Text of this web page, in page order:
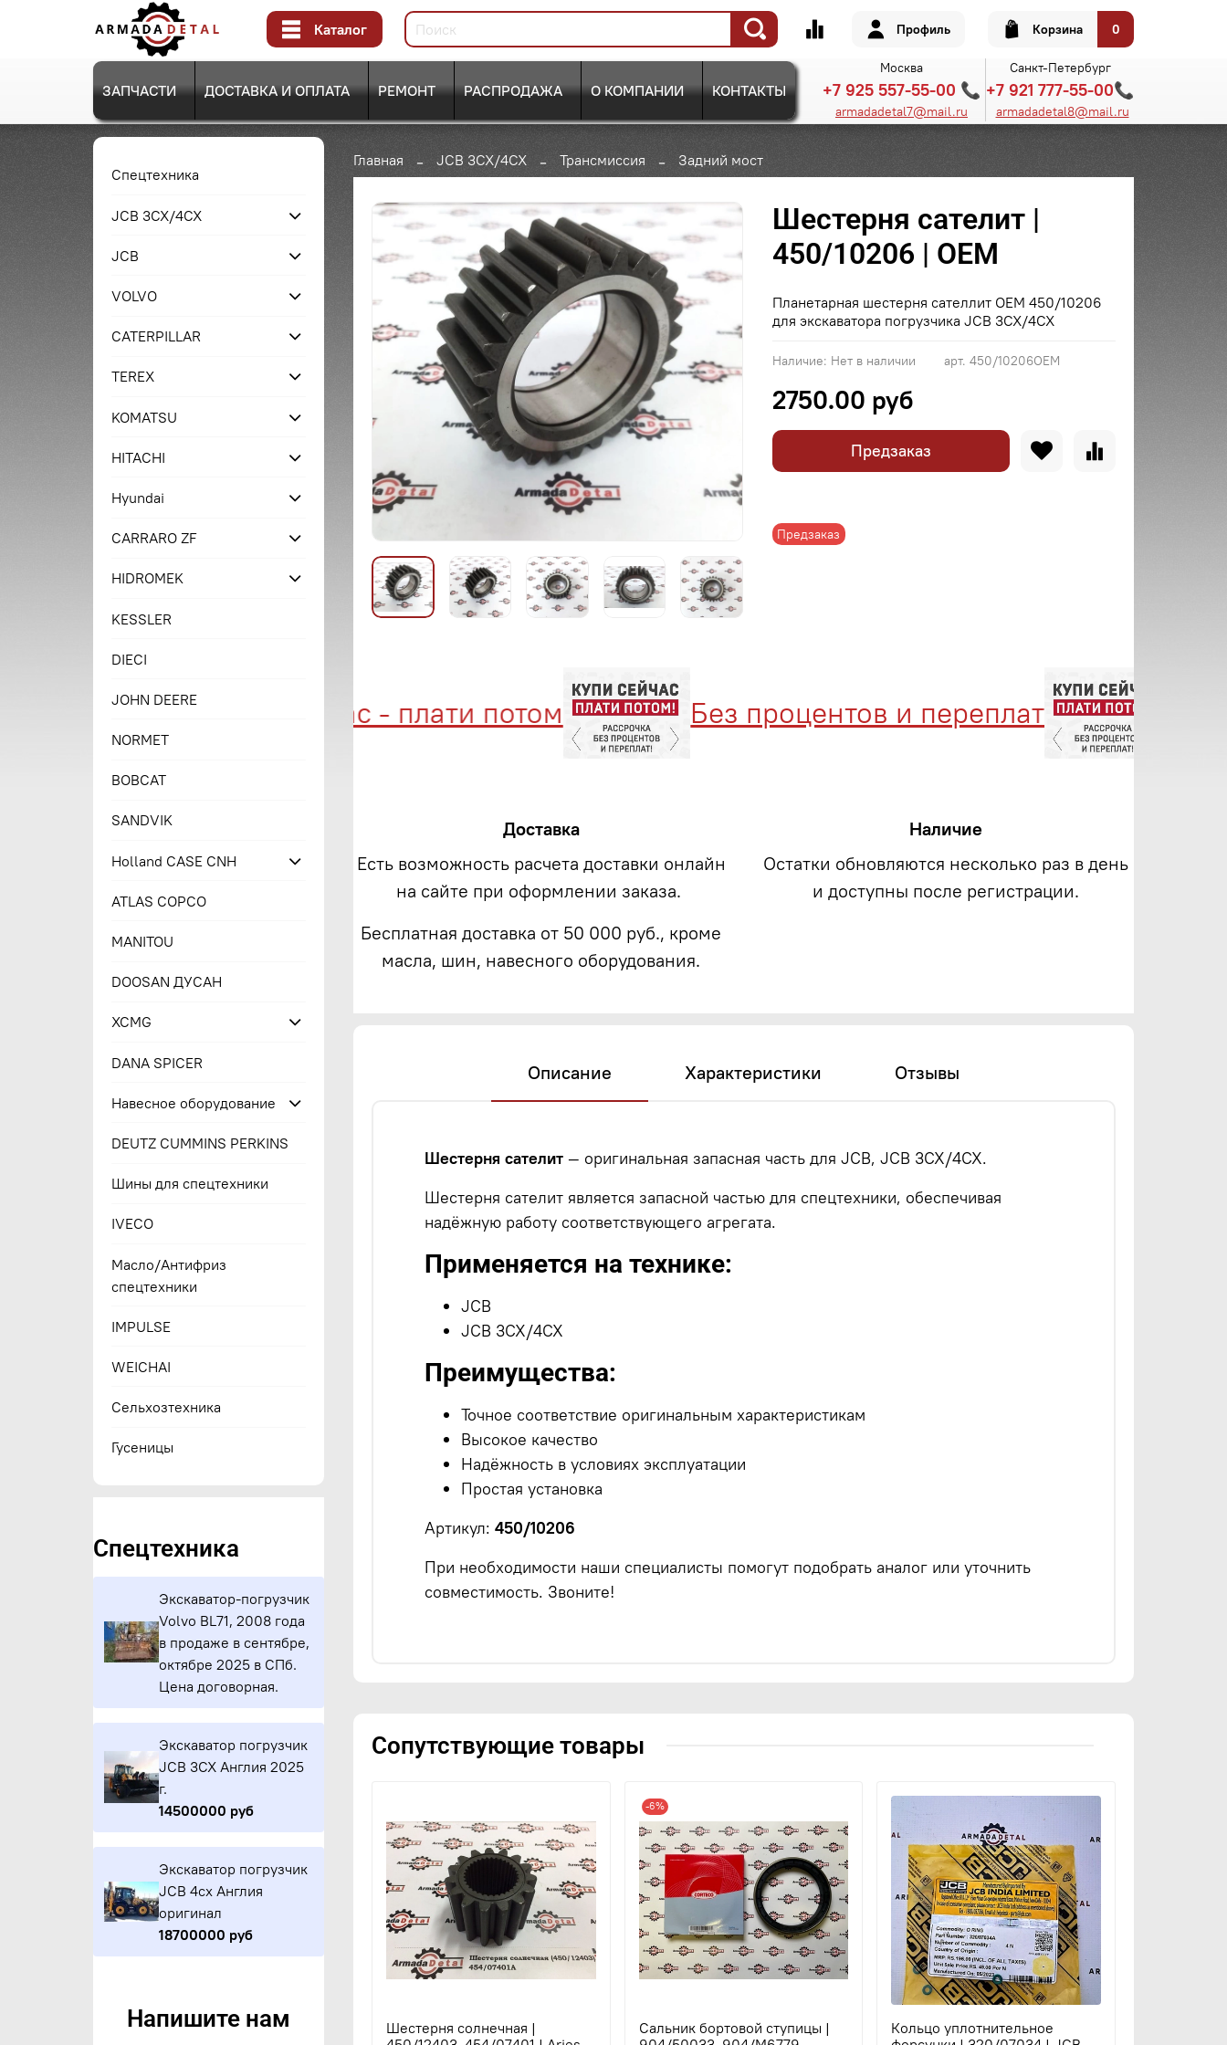
Каталог Профиль Корзина 0
ЗАПЧАСТИ ДОСТАВКА И ОПЛАТА РЕМОНТ РАСПРОДАЖА О КОМПАНИИ КОНТАКТЫ
Москва Санкт-Петербург
+7 925 557-55-00 📞 +7 921 777-55-00📞
armadadetal7@mail.ru armadadetal8@mail.ru
Главная JCB 3CX/4CX Трансмиссия Задний мост
арт.450/10206OEM
Наличие: Нет в наличии
Предзаказ
Шестерня сателит |
450/10206 | OEM
2750.00 руб
Предзаказ
Планетарная шестерня сателлит OEM 450/10206
для экскаватора погрузчика JCB 3CX/4CX
Купи сейчас - плати потом Без процентов и переплат
Доставка
Есть возможность расчета доставки онлайн
на сайте при оформлении заказа.
Бесплатная доставка от 50 000 руб., кроме
масла, шин, навесного оборудования.
Наличие
Остатки обновляются несколько раз в день
и доступны после регистрации.
Описание Характеристики Отзывы
Шестерня сателит — оригинальная запасная часть для JCB, JCB 3CX/4CX.
Шестерня сателит является запасной частью для спецтехники, обеспечивая
надёжную работу соответствующего агрегата.
Применяется на технике:
JCB
JCB 3CX/4CX
Преимущества:
Точное соответствие оригинальным характеристикам
Высокое качество
Надёжность в условиях эксплуатации
Простая установка
Артикул:450/10206
При необходимости наши специалисты помогут подобрать аналог или уточнить
совместимость. Звоните!
Сопутствующие товары
Шестерня солнечная |
-6%
Сальник бортовой ступицы |
Кольцо уплотнительное
Спецтехника
JCB 3CX/4CX
JCB
VOLVO
CATERPILLAR
TEREX
KOMATSU
HITACHI
Hyundai
CARRARO ZF
HIDROMEK
KESSLER
DIECI
JOHN DEERE
NORMET
BOBCAT
SANDVIK
Holland CASE CNH
ATLAS COPCO
MANITOU
DOOSAN ДУСАН
XCMG
DANA SPICER
Навесное оборудование
DEUTZ CUMMINS PERKINS
Шины для спецтехники
IVECO
Масло/Антифриз
спецтехники
IMPULSE
WEICHAI
Сельхозтехника
Гусеницы
Спецтехника
Экскаватор-погрузчик
Volvo BL71, 2008 года
в продаже в сентябре,
октябре 2025 в СПб.
Цена договорная.
Экскаватор погрузчик
JCB 3CX Англия 2025
г.
14500000 руб
Экскаватор погрузчик
JCB 4cx Англия
оригинал
18700000 руб
Напишите нам